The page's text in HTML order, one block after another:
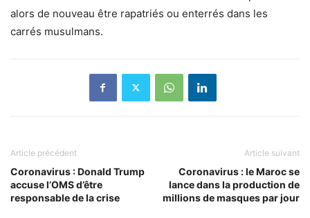
alors de nouveau être rapatriés ou enterrés dans les
carrés musulmans.
Article précédent
Coronavirus : Donald Trump
accuse l’OMS d’être
responsable de la crise
Article suivant
Coronavirus : le Maroc se
lance dans la production de
millions de masques par jour